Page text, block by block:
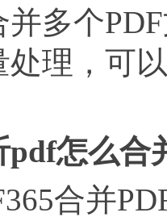
多个
理，可
pdf怎么合
合并